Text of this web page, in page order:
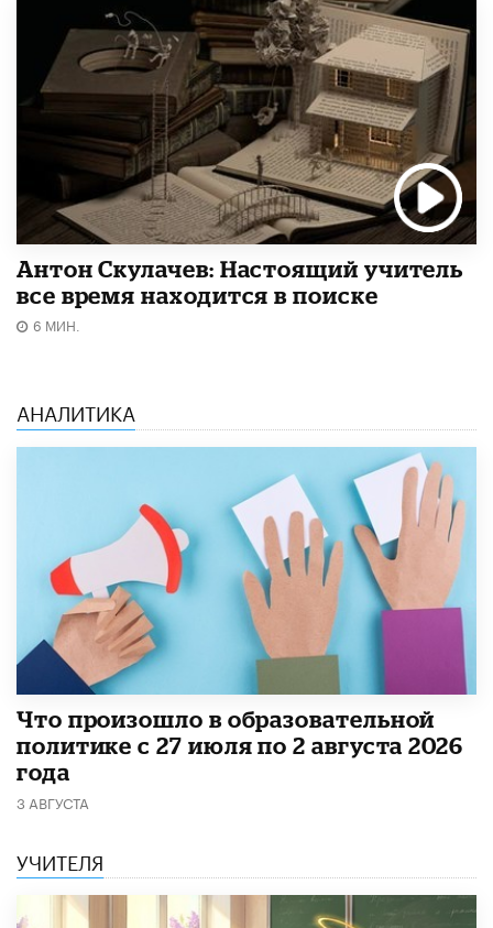
Антон Скулачев: Настоящий учитель
все время находится в поиске
6 МИН.
АНАЛИТИКА
​Что произошло в образовательной
политике с 27 июля по 2 августа 2026
года
3 АВГУСТА
УЧИТЕЛЯ